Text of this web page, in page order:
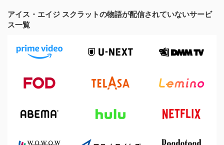
アイス・エイジ スクラットの物語が配信されていないサービ
ス一覧